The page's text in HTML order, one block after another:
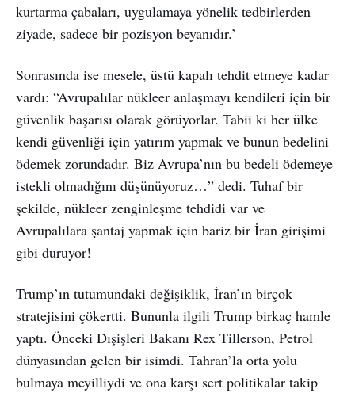
kurtarma çabaları, uygulamaya yönelik tedbirlerden
ziyade, sadece bir pozisyon beyanıdır.’
Sonrasında ise mesele, üstü kapalı tehdit etmeye kadar
vardı: “Avrupalılar nükleer anlaşmayı kendileri için bir
güvenlik başarısı olarak görüyorlar. Tabii ki her ülke
kendi güvenliği için yatırım yapmak ve bunun bedelini
ödemek zorundadır. Biz Avrupa’nın bu bedeli ödemeye
istekli olmadığını düşünüyoruz…” dedi. Tuhaf bir
şekilde, nükleer zenginleşme tehdidi var ve
Avrupalılara şantaj yapmak için bariz bir İran girişimi
gibi duruyor!
Trump’ın tutumundaki değişiklik, İran’ın birçok
stratejisini çökertti. Bununla ilgili Trump birkaç hamle
yaptı. Önceki Dışişleri Bakanı Rex Tillerson, Petrol
dünyasından gelen bir isimdi. Tahran’la orta yolu
bulmaya meyilliydi ve ona karşı sert politikalar takip